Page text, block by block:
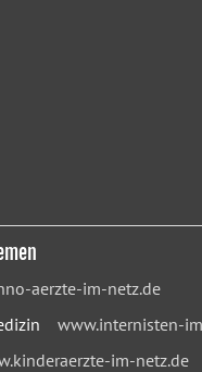
aerzte-im-netz.de
www.internisten-
im-netz.de